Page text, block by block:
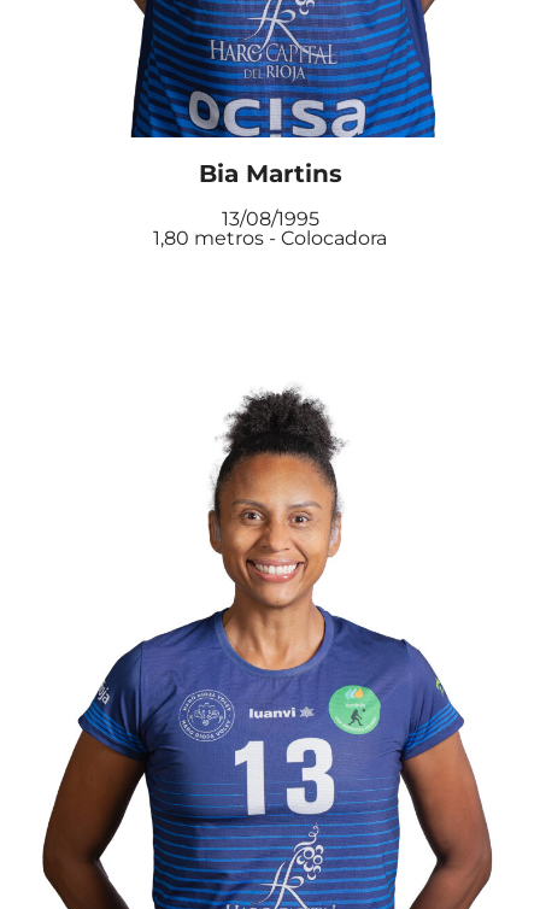
Bia Martins
13/08/1995
1,80 metros - Colocadora